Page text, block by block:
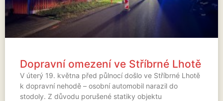
Dopravní omezení ve Stříbrné Lhotě
V úterý 19. května před půlnocí došlo ve Stříbrné Lhotě
k dopravní nehodě – osobní automobil narazil do
stodoly. Z důvodu porušené statiky objektu